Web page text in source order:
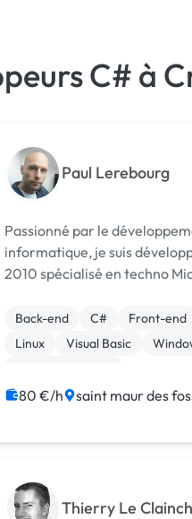
C# à
Paul Lerebourg
Passionné par le
informatique, je suis
2010 spécialisé en techno
bien que sur des clients
applications mobiles. J'ai travaillé pour des
Back-end C# Front-end
Linux
Visual Basic
Développement spécifique
80 €/h saint maur des
Thierry Le